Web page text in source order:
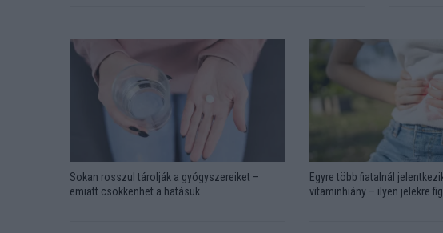
Sokan rosszul tárolják a gyógyszereiket –
emiatt csökkenhet a hatásuk
Egyre több fiatalnál
vitaminhiány – ilyen jelekre